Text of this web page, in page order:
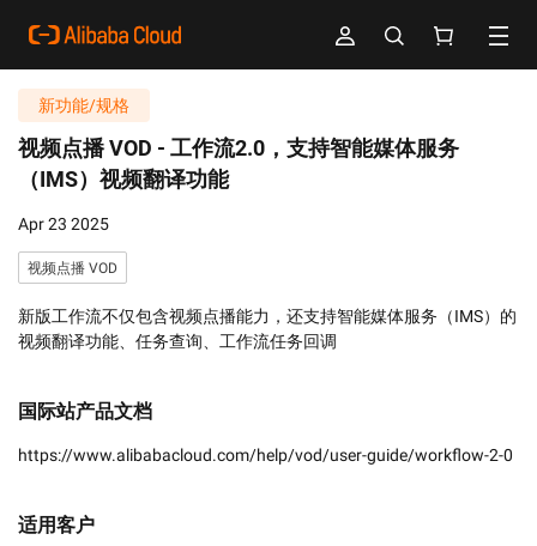
新功能/规格
视频点播 VOD - 工作流2.0，支持智能媒体服务
（IMS）视频翻译功能
Apr 23 2025
视频点播 VOD
新版工作流不仅包含视频点播能力，还支持智能媒体服务（IMS）的
视频翻译功能、任务查询、工作流任务回调
国际站产品文档
https://www.alibabacloud.com/help/vod/user-guide/workflow-2-0
适用客户